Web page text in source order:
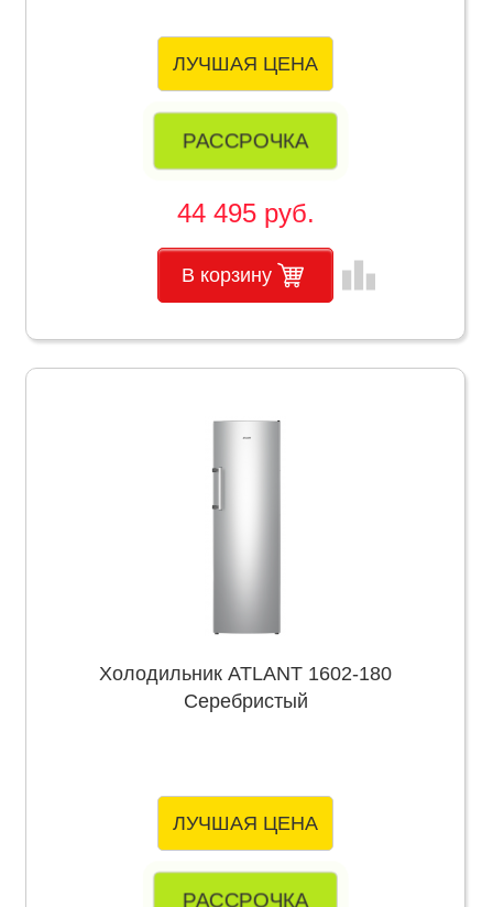
ЛУЧШАЯ ЦЕНА
РАССРОЧКА
44 495 руб.
В корзину leaderboard
Холодильник ATLANT 1602-180
Серебристый
ЛУЧШАЯ ЦЕНА
РАССРОЧКА